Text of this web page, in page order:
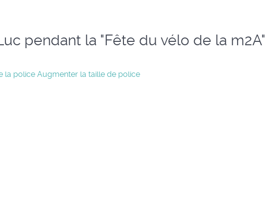
pendant la "Fête du vélo de la m2A"
la police Augmenter la taille de police